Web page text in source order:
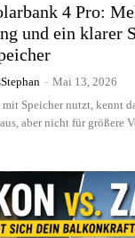
4 Pro:
und ein klarer
- Mai 13, 2026
Speicher nutzt, kennt
aber nicht für größere